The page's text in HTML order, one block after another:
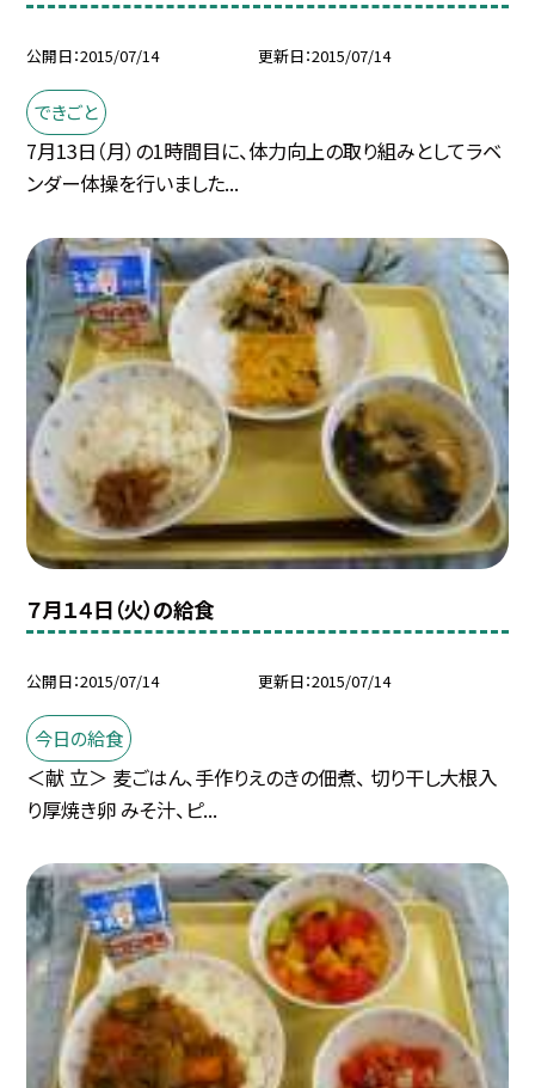
公開日 2015/07/14 更新日 2015/07/14
できごと
7月13日（月）の1時間目に、体力向上の取り組みとしてラベ
ンダー体操を行いました...
７月１４日（火）の給食
公開日 2015/07/14 更新日 2015/07/14
今日の給食
＜献 立＞ 麦ごはん、手作りえのきの佃煮、 切り干し大根入
り厚焼き卵 みそ汁、ピ...